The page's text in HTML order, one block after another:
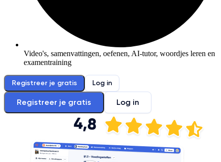
Video's, samenvattingen, oefenen, AI-tutor, woordjes leren en
examentraining
Registreer je gratis Log in
Registreer je gratis Log in